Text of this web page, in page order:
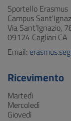
Sportello Erasmus
Campus
Via Sant’Ignazio,
09124 Cagliari CA
Email:
Ricevimento
Martedì
Mercoledì
Giovedì